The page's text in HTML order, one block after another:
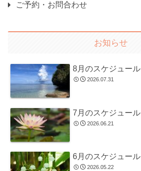
ご予約・お問合わせ
お知らせ
8月のスケジュール
2026.07.31
7月のスケジュール
2026.06.21
6月のスケジュール
2026.05.22